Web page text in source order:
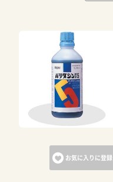
お気に入りに登録